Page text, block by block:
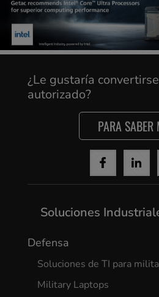
¿Le gustaría
autorizado?
PARA SABER
Soluciones
Defensa
Soluciones de TI para
Military Laptops